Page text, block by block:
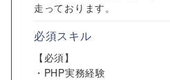
走っております。
必須スキル
【必須】
・PHP実務経験